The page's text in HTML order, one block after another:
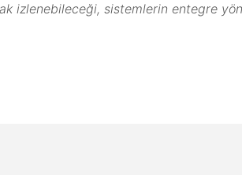
izlenebileceği, sistemlerin entegre